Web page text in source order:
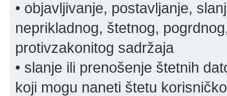
• objavljivanje, postavljanje,
neprikladnog, štetnog,
protivzakonitog sadržaja
• slanje ili prenošenje štetnih
koji mogu naneti štetu